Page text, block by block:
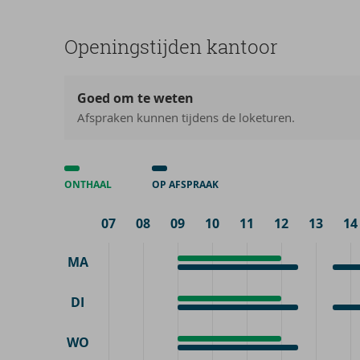
Ope­nings­tij­den kan­toor
Goed om te weten
Afspraken kunnen tijdens de loketuren.
ONTHAAL OP AFSPRAAK
07 08 09 10 11 12 13 14
MA Onthaal
9:00
12:00
Op
9:00
12:30
Op
DI Onthaal
9:00
12:00
Op
9:00
12:30
Op
WO Onthaal
9:00
Op
9:00